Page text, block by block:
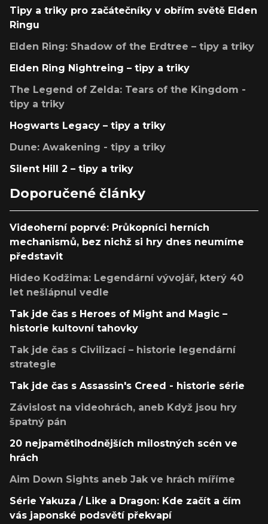
Tipy a triky pro začátečníky v obřím světě Elden
Ringu
Elden Ring: Shadow of the Erdtree – tipy a triky
Elden Ring Nightreing – tipy a triky
The Legend of Zelda: Tears of the Kingdom -
tipy a triky
Hogwarts Legacy – tipy a triky
Dune: Awakening - tipy a triky
Silent Hill 2 – tipy a triky
Doporučené články
Videoherní poprvé: Průkopníci herních
mechanismů, bez nichž si hry dnes neumíme
představit
Hideo Kodžima: Legendární vývojář, který 40
let nešlápnul vedle
Tak jde čas s Heroes of Might and Magic –
historie kultovní tahovky
Tak jde čas s Civilizací – historie legendární
strategie
Tak jde čas s Assassin's Creed - historie série
Závislost na videohrách, aneb Když jsou hry
špatný pán
20 nejpamětihodnějších milostných scén ve
hrách
Aim Down Sights aneb Jak ve hrách míříme
Série Yakuza / Like a Dragon: Kde začít a čím
vás japonské podsvětí překvapí